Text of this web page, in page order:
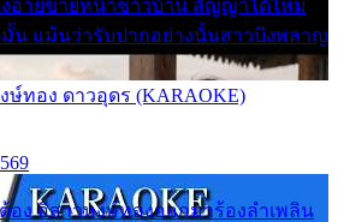
อายขายหน้าชาวบ้าน สัญญาได้ไหม
มั้น แม้นว่ารับปากอย่างนั้นสาวบึงพลาญ
ษ์ทอง ดาวอุดร (KARAOKE)
อง อีสาวหงษ์ทองออกมาร้องลำเพลิน